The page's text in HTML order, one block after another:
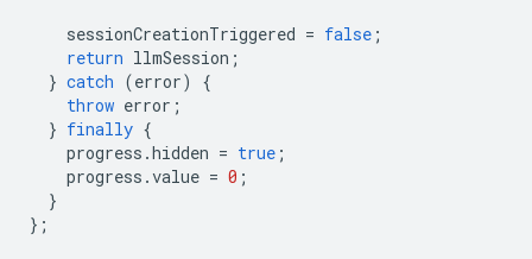
sessionCreationTriggered = false ;
return llmSession ;
} catch (error)
{
throw error ;
} finally {
progress .hidden = true ;
progress .value = 0 ;
}
};